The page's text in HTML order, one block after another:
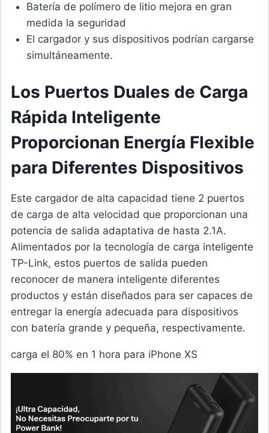
Batería de polímero de litio mejora en gran
medida la seguridad
El cargador y sus dispositivos podrían cargarse
simultáneamente.
Los Puertos Duales de Carga
Rápida Inteligente
Proporcionan Energía Flexible
para Diferentes Dispositivos
Este cargador de alta capacidad tiene 2 puertos
de carga de alta velocidad que proporcionan una
potencia de salida adaptativa de hasta 2.1A.
Alimentados por la tecnología de carga inteligente
TP-Link, estos puertos de salida pueden
reconocer de manera inteligente diferentes
productos y están diseñados para ser capaces de
entregar la energía adecuada para dispositivos
con batería grande y pequeña, respectivamente.
carga el 80% en 1 hora para iPhone XS